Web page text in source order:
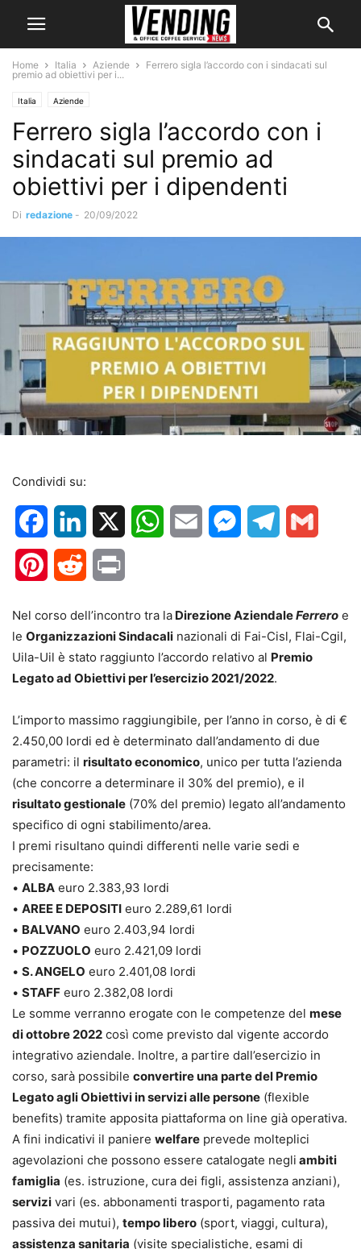
Home Italia Aziende
Ferrero sigla l’accordo con i sindacati sul
premio ad obiettivi per i...
Italia Aziende
Ferrero sigla l’accordo con i
sindacati sul premio ad
obiettivi per i dipendenti
Di redazione - 20/09/2022
Condividi su:
FacebookLinkedIn WhatsApp
Email MessengerTelegram
PinterestReddit
Nel corso dell’incontro tra la Direzione AziendaleFerrero e
le Organizzazioni Sindacali nazionali di Fai-Cisl, Flai-Cgil,
Uila-Uil è stato raggiunto l’accordo relativo al Premio
Legato ad Obiettivi per l’esercizio 2021/2022.
L’importo massimo raggiungibile, per l’anno in corso, è di €
2.450,00 lordi ed è determinato dall’andamento di due
parametri: il risultato economico, unico per tutta l’azienda
(che concorre a determinare il 30% del premio), e il
risultato gestionale (70% del premio) legato all’andamento
specifico di ogni stabilimento/area.
I premi risultano quindi differenti nelle varie sedi e
precisamente:
• ALBA euro 2.383,93 lordi
• AREE E DEPOSITI euro 2.289,61 lordi
• BALVANO euro 2.403,94 lordi
• POZZUOLO euro 2.421,09 lordi
• S. ANGELO euro 2.401,08 lordi
• STAFF euro 2.382,08 lordi
Le somme verranno erogate con le competenze del mese
di ottobre 2022 così come previsto dal vigente accordo
integrativo aziendale. Inoltre, a partire dall’esercizio in
corso, sarà possibile convertire una parte del Premio
Legato agli Obiettivi in servizi alle persone (flexible
benefits) tramite apposita piattaforma on line già operativa.
A fini indicativi il paniere welfare prevede molteplici
agevolazioni che possono essere catalogate negli ambiti
famiglia (es. istruzione, cura dei figli, assistenza anziani),
servizi vari (es. abbonamenti trasporti, pagamento rata
passiva dei mutui), tempo libero (sport, viaggi, cultura),
assistenza sanitaria (visite specialistiche, esami di